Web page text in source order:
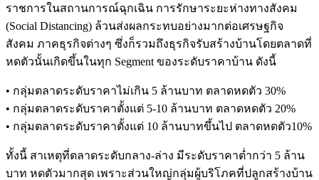
ราชการในสถานการณ์ฉุกเฉิน การรักษาระยะห่างทางสังคม
(Social Distancing) ล้วนส่งผลกระทบอย่างมากต่อเศรษฐกิจ
สังคม ภาคธุรกิจต่างๆ ซึ่งก็รวมถึงธุรกิจรับสร้างบ้านโดยตลาดที่
หดตัวนั้นเกิดขึ้นในทุก Segment ของระดับราคาบ้าน ดังนี้
• กลุ่มตลาดระดับราคาไม่เกิน 5 ล้านบาท ตลาดหดตัว 30%
• กลุ่มตลาดระดับราคาตั้งแต่ 5-10 ล้านบาท ตลาดหดตัว 20%
• กลุ่มตลาดระดับราคาตั้งแต่ 10 ล้านบาทขึ้นไป ตลาดหดตัว10%
ทั้งนี้ สาเหตุที่ตลาดระดับกลาง-ล่าง มีระดับราคาต่ำกว่า 5 ล้าน
บาท หดตัวมากสุด เพราะส่วนใหญ่กลุ่มผู้บริโภคที่ปลูกสร้างบ้าน